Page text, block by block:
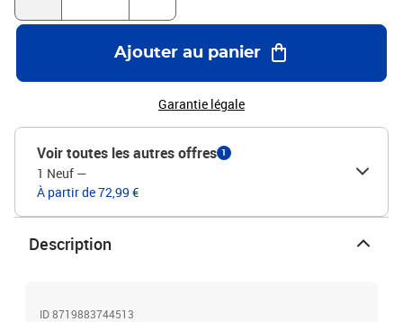
pour une ouverture et une fermeture facilesL'assemblage est requis
Ajouter au panier
Garantie légale
Voir toutes les autres offres 1
1 Neuf —
À partir de 72,99 €
Description
ID 8719883744513